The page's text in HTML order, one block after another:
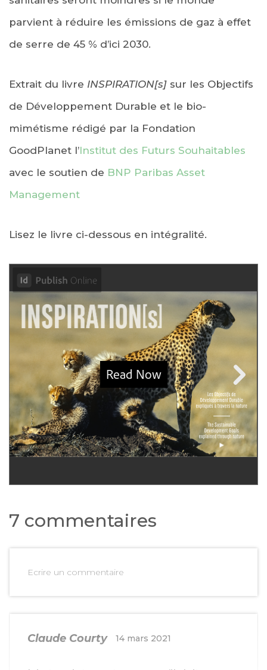
parvient à réduire les émissions de gaz à effet
de serre de 45 % d’ici 2030.
Extrait du livre INSPIRATION[s] sur les Objectifs
de Développement Durable et le bio-
mimétisme rédigé par la Fondation
GoodPlanet l’Institut des Futurs Souhaitables
avec le soutien de BNP Paribas Asset
Management
Lisez le livre ci-dessous en intégralité.
7 commentaires
Ecrire un commentaire
Claude Courty 14 mars 2021